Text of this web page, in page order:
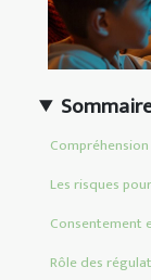
Les risques
Consentement
Rôle des